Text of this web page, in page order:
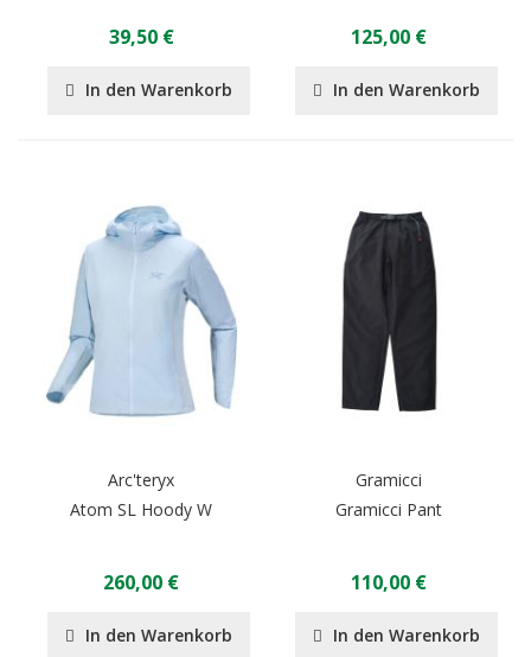
39,50 €
In den Warenkorb
125,00 €
In den Warenkorb
Arc'teryx
Atom SL Hoody W
260,00 €
In den Warenkorb
Gramicci
Gramicci Pant
110,00 €
In den Warenkorb